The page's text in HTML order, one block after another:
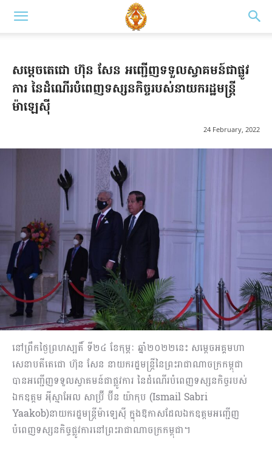
សម្តេចតេជោ ហ៊ុន សែន អញ្ជើញទទួលស្វាគមន៍ជាផ្លូវ
ការ នៃដំណើរបំពេញទស្សនកិច្ចរបស់នាយករដ្ឋមន្ត្រី
ម៉ាឡេស៊ី
24 February, 2022
នៅព្រឹកថ្ងៃព្រហស្បតិ៍ ទី២៤ ខែកុម្ភៈ ឆ្នាំ២០២២នេះ សម្តេចអគ្គមហា
សេនាបតីតេជោ ហ៊ុន សែន នាយករដ្ឋមន្ត្រីនៃព្រះរាជាណាចក្រកម្ពុជា
បានអញ្ជើញទទួលស្វាគមន៍ជាផ្លូវការ នៃដំណើរបំពេញទស្សនកិច្ចរបស់
ឯកឧត្តម អ៉ីស្មាអែល សាប្រ៊ី ប៊ីន យ៉ាកុប (Ismail Sabri
Yaakob)នាយករដ្ឋមន្ត្រីម៉ាឡេស៊ី ក្នុងឱកាសដែលឯកឧត្តមអញ្ជើញ
បំពេញទស្សនកិច្ចផ្លូវការនៅព្រះរាជាណាចក្រកម្ពុជា។